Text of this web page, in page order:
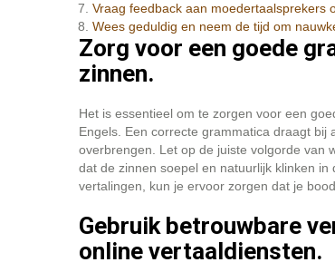
Vraag feedback aan moedertaalsprekers
Wees geduldig en neem de tijd om
Zorg voor een goede
zinnen.
Het is essentieel om te zorgen voor een
Engels. Een correcte grammatica draagt
overbrengen. Let op de juiste volgorde van
dat de zinnen soepel en natuurlijk klinken
vertalingen, kun je ervoor zorgen dat je
Gebruik betrouwbare
online vertaaldiensten.